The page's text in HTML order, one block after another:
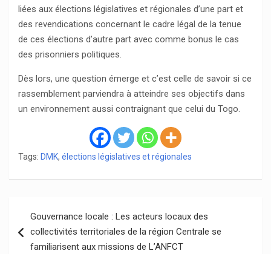
liées aux élections législatives et régionales d’une part et
des revendications concernant le cadre légal de la tenue
de ces élections d’autre part avec comme bonus le cas
des prisonniers politiques.
Dès lors, une question émerge et c’est celle de savoir si ce
rassemblement parviendra à atteindre ses objectifs dans
un environnement aussi contraignant que celui du Togo.
Tags: DMK, élections législatives et régionales
de
l’article
Gouvernance locale : Les acteurs locaux des
collectivités territoriales de la région Centrale se
familiarisent aux missions de L’ANFCT